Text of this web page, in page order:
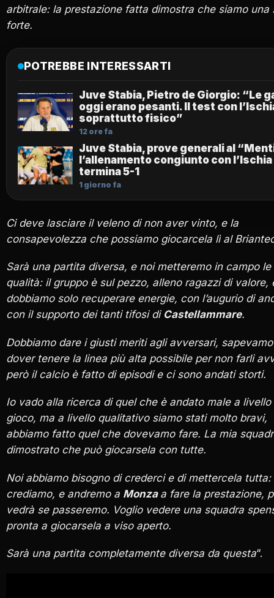
arbitrale: la prestazione fatta dimostra che siamo una
forte.
POTREBBE INTERESSARTI
Juve Stabia, Pietro de Giorgio: “Le
oggi erano pesanti. Il test con
soprattutto fisico”
12 ore fa
Juve Stabia, prove generali al
l’allenamento congiunto con l’Ischia
termina 5-1
1 giorno fa
Ci deve lasciare il veleno di non aver vinto, e la
consapevolezza che possiamo giocarcela lì al
Sarà una partita diversa, e noi metteremo in campo le
qualità: il gruppo è sul pezzo, alleno ragazzi di valore,
dobbiamo solo recuperare energie, con l’augurio di
con il supporto dei tanti tifosi di Castellammare.
Dobbiamo dare i giusti meriti agli avversari,
dover tenere la linea più alta possibile per non farli
però il calcio è fatto di episodi e ci sono andati storti.
Io vado alla ricerca di quel che è andato male a livello
gioco, ma a livello qualitativo siamo stati molto bravi,
abbiamo fatto quel che dovevamo fare. La mia
dimostrato che può giocarsela con tutte.
Noi abbiamo bisogno di crederci e di mettercela tutta:
crediamo, e andremo a Monza a fare la prestazione,
vedrà se passeremo. Voglio vedere una squadra
pronta a giocarsela a viso aperto.
Sarà una partita completamente diversa da questa“.